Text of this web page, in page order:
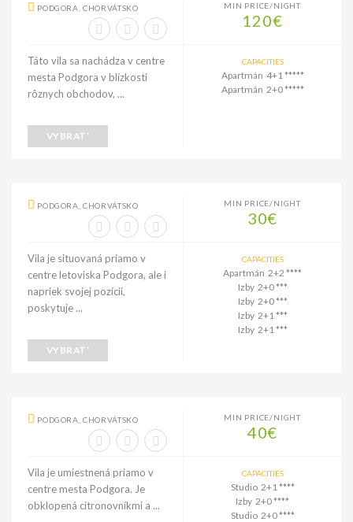
PODGORA, CHORVÁTSKO MIN PRICE/NIGHT
120€
Táto vila sa nachádza v centre
mesta Podgora v blízkosti
rôznych obchodov, ...
VYBRAT'
CAPACITIES
Apartmán 4+1 *****
Apartmán 2+0 *****
PODGORA, CHORVÁTSKO MIN PRICE/NIGHT
30€
Vila je situovaná priamo v
centre letoviska Podgora, ale i
napriek svojej pozícii,
poskytuje ...
VYBRAT'
CAPACITIES
Apartmán 2+2 ****
Izby 2+0 ***
Izby 2+0 ***
Izby 2+1 ***
Izby 2+1 ***
PODGORA, CHORVÁTSKO MIN PRICE/NIGHT
40€
Vila je umiestnená priamo v
centre mesta Podgora. Je
obklopená citronovníkmi a ...
CAPACITIES
Studio 2+1 ****
Izby 2+0 ****
Studio 2+0 ****